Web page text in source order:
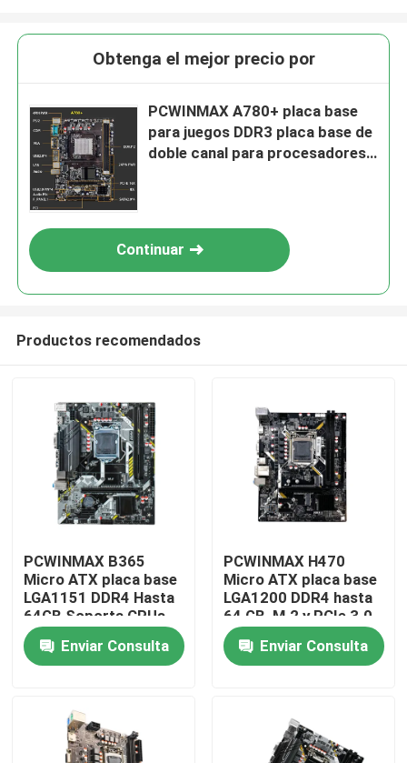
Hogar
Vídeos
Obtenga el mejor precio por
PCWINMAX A780+ placa base
para juegos DDR3 placa base de
doble canal para procesadores
Continuar
Productos recomendados
PCWINMAX B365
Micro ATX placa base
LGA1151 DDR4 Hasta
64GB Soporta CPUs
de 8a y 9a generación
i3/i5/i7 Soporta
mayoristas
Enviar Consulta
PCWINMAX H470
Micro ATX placa base
LGA1200 DDR4 hasta
64 GB, M.2 y PCIe 3.0,
admite procesadores
Intel de 10a y 11a
generación
Enviar Consulta